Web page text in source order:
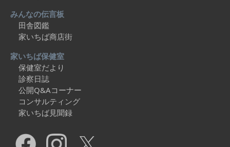
みんなの伝言板
田舎図鑑
家いちば商店街
家いちば保健室
保健室だより
診察日誌
公開Q&Aコーナー
コンサルティング
家いちば見聞録